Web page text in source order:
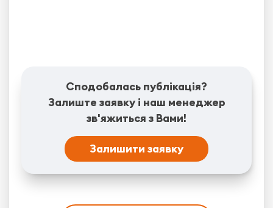
Сподобалась публікація?
Залиште заявку і наш менеджер
зв'яжиться з Вами!
Залишити заявку